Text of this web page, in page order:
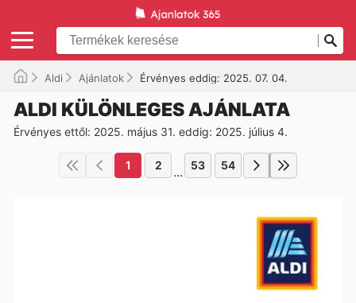
Aldi Ajánlatok Érvényes eddig: 2025. 07. 04.
ALDI KÜLÖNLEGES AJÁNLATA
Érvényes ettől: 2025. május 31. eddig: 2025. július 4.
1 2 ... 53 54